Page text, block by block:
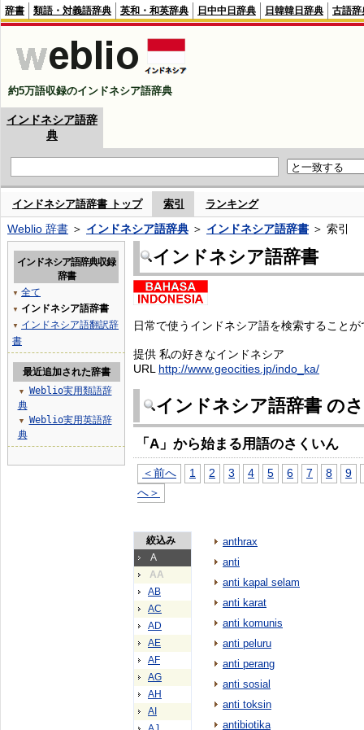
辞書 類語・対義語辞典 英和・和英辞典 日中中日辞典 日韓韓日辞典 古語辞
約5万語収録のインドネシア語辞典
インドネシア語辞
典
インドネシア語辞書 トップ 索引 ランキング
Weblio 辞書 ＞ インドネシア語辞典 ＞ インドネシア語辞書 ＞ 索引
インドネシア語辞書
日常で使うインドネシア語を検索すること
提供 私の好きなインドネシア
URL http://www.geocities.jp/indo_ka/
インドネシア語辞書 の
「A」から始まる用語のさくいん
＜前へ 1 2 3 4 5 6 7 8
9
へ＞
絞込み
A
AA
AB
AC
AD
AE
AF
AG
AH
AI
anthrax
anti
anti kapal selam
anti karat
anti komunis
anti peluru
anti perang
anti sosial
anti toksin
antibiotika
インドネシア語辞典収録
辞書
▼ 全て
▼ インドネシア語辞書
▼
インドネシア語翻訳辞
書
最近追加された辞書
▼
Weblio実用類語辞
典
▼
Weblio実用英語辞
典